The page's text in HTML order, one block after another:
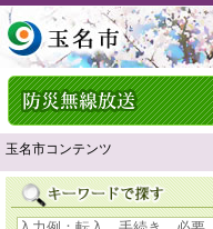
玉名市コンテンツ